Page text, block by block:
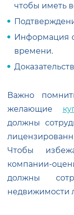
чтобы иметь
Информация
времени.
Важно
желающие
должны
Чтобы
компании-
должны
недвижимости